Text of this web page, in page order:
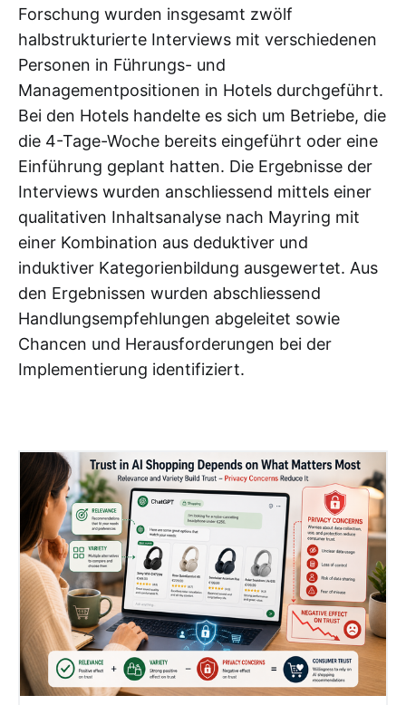
Forschung wurden insgesamt zwölf
halbstrukturierte Interviews mit verschiedenen
Personen in Führungs- und
Managementpositionen in Hotels durchgeführt.
Bei den Hotels handelte es sich um Betriebe, die
die 4-Tage-Woche bereits eingeführt oder eine
Einführung geplant hatten. Die Ergebnisse der
Interviews wurden anschliessend mittels einer
qualitativen Inhaltsanalyse nach Mayring mit
einer Kombination aus deduktiver und
induktiver Kategorienbildung ausgewertet. Aus
den Ergebnissen wurden abschliessend
Handlungsempfehlungen abgeleitet sowie
Chancen und Herausforderungen bei der
Implementierung identifiziert.